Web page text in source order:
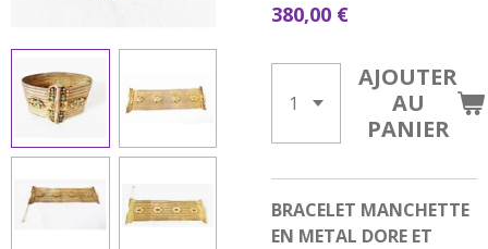
380,00 €
AJOUTER
AU
PANIER
BRACELET MANCHETTE
EN METAL DORE ET